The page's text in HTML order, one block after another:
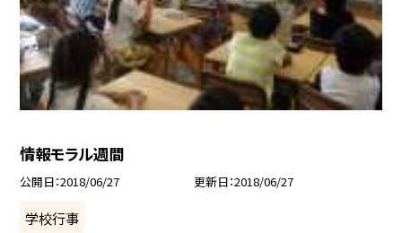
情報モラル週間
公開日 2018/06/27 更新日 2018/06/27
学校行事